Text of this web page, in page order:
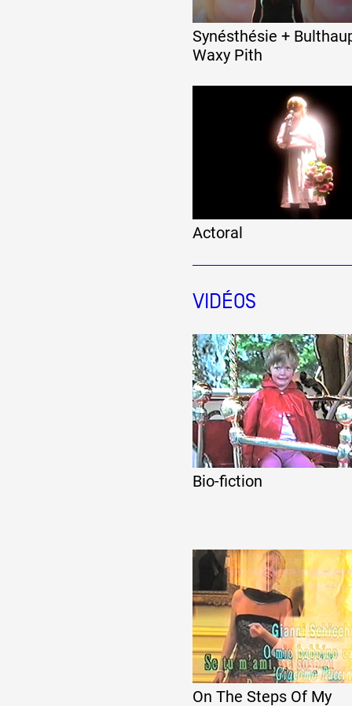
Synésthésie +
Waxy Pith
Actoral
VIDÉOS
Bio-fiction
On The Steps Of My